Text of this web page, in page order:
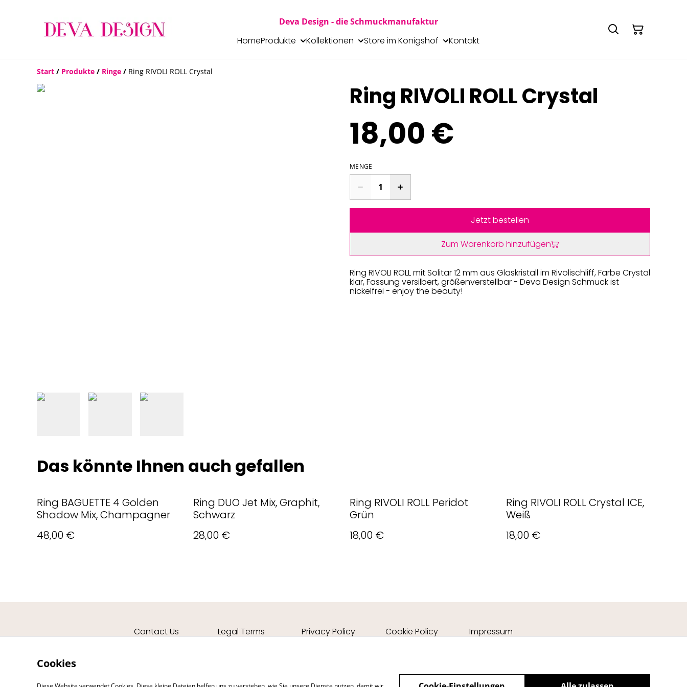
Deva Design - die Schmuckmanufaktur
HomeProdukte Kollektionen Store im Königshof Kontakt
Start / Produkte / Ringe / Ring RIVOLI ROLL Crystal
Ring RIVOLI ROLL Crystal
18,00 €
MENGE
Jetzt bestellen
Zum Warenkorb hinzufügen
Ring RIVOLI ROLL mit Solitär 12 mm aus Glaskristall im Rivolischliff, Farbe Crystal
klar, Fassung versilbert, größenverstellbar - Deva Design Schmuck ist
nickelfrei - enjoy the beauty!
Das könnte Ihnen auch gefallen
Ring BAGUETTE 4 Golden
Shadow Mix, Champagner
48,00 €
Ring DUO Jet Mix, Graphit,
Schwarz
28,00 €
Ring RIVOLI ROLL Peridot
Grün
18,00 €
Ring RIVOLI ROLL Crystal ICE,
Weiß
18,00 €
Contact Us Legal Terms Privacy Policy Cookie Policy Impressum
Cookies